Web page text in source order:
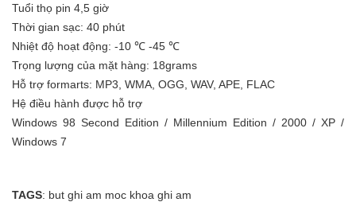
Tuổi thọ pin 4,5 giờ
Thời gian sạc: 40 phút
Nhiệt độ hoạt động: -10 ℃ -45 ℃
Trọng lượng của mặt hàng: 18grams
Hỗ trợ formarts: MP3, WMA, OGG, WAV, APE, FLAC
Hệ điều hành được hỗ trợ
Windows 98 Second Edition / Millennium Edition / 2000 / XP /
Windows 7
TAGS: but ghi am moc khoa ghi am